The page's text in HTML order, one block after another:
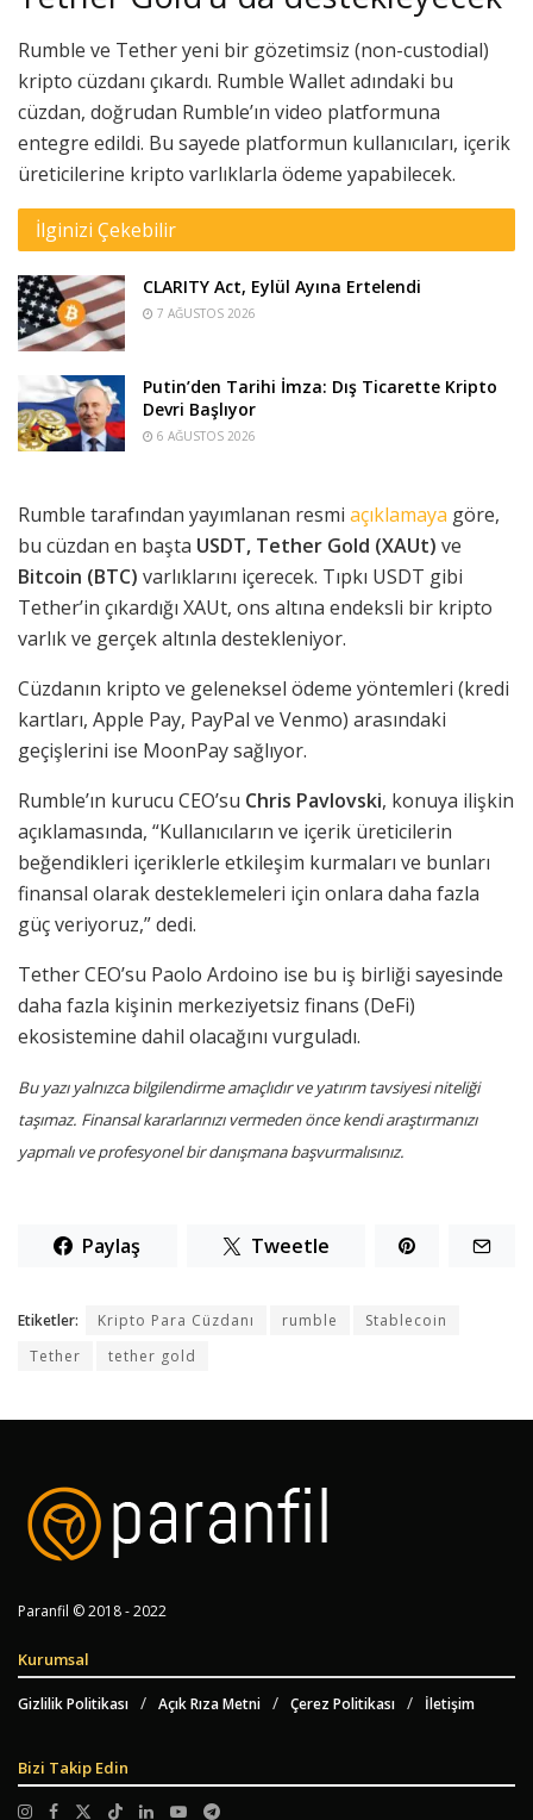
Rumble ve Tether yeni bir gözetimsiz (non-custodial)
kripto cüzdanı çıkardı. Rumble Wallet adındaki bu
cüzdan, doğrudan Rumble’ın video platformuna
entegre edildi. Bu sayede platformun kullanıcıları, içerik
üreticilerine kripto varlıklarla ödeme yapabilecek.
İlginizi Çekebilir
CLARITY Act, Eylül Ayına Ertelendi
7 AĞUSTOS 2026
Putin’den Tarihi İmza: Dış Ticarette Kripto
Devri Başlıyor
6 AĞUSTOS 2026
Rumble tarafından yayımlanan resmi açıklamaya göre,
bu cüzdan en başta USDT, Tether Gold (XAUt) ve
Bitcoin (BTC) varlıklarını içerecek. Tıpkı USDT gibi
Tether’in çıkardığı XAUt, ons altına endeksli bir kripto
varlık ve gerçek altınla destekleniyor.
Cüzdanın kripto ve geleneksel ödeme yöntemleri (kredi
kartları, Apple Pay, PayPal ve Venmo) arasındaki
geçişlerini ise MoonPay sağlıyor.
Rumble’ın kurucu CEO’su Chris Pavlovski, konuya ilişkin
açıklamasında, “Kullanıcıların ve içerik üreticilerin
beğendikleri içeriklerle etkileşim kurmaları ve bunları
finansal olarak desteklemeleri için onlara daha fazla
güç veriyoruz,” dedi.
Tether CEO’su Paolo Ardoino ise bu iş birliği sayesinde
daha fazla kişinin merkeziyetsiz finans (DeFi)
ekosistemine dahil olacağını vurguladı.
Bu yazı yalnızca bilgilendirme amaçlıdır ve yatırım tavsiyesi niteliği
taşımaz. Finansal kararlarınızı vermeden önce kendi araştırmanızı
yapmalı ve profesyonel bir danışmana başvurmalısınız.
Paylaş Tweetle
Etiketler: Kripto Para Cüzdanı rumble
Stablecoin
Tether
tether gold
Paranfil © 2018 - 2022
Kurumsal
Gizlilik Politikası Açık Rıza Metni Çerez Politikası İletişim
Bizi Takip Edin